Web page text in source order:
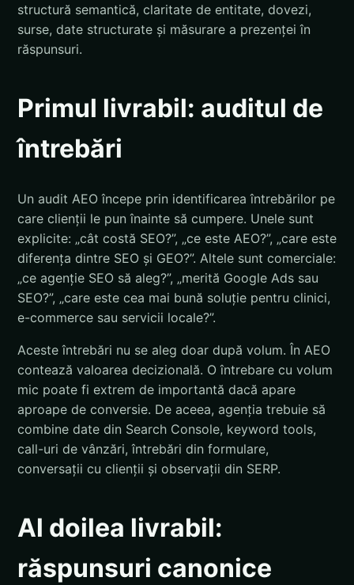
structură semantică, claritate de entitate, dovezi,
surse, date structurate și măsurare a prezenței în
răspunsuri.
Primul livrabil: auditul de
întrebări
Un audit AEO începe prin identificarea întrebărilor pe
care clienții le pun înainte să cumpere. Unele sunt
explicite: „cât costă SEO?”, „ce este AEO?”, „care este
diferența dintre SEO și GEO?”. Altele sunt comerciale:
„ce agenție SEO să aleg?”, „merită Google Ads sau
SEO?”, „care este cea mai bună soluție pentru clinici,
e-commerce sau servicii locale?”.
Aceste întrebări nu se aleg doar după volum. În AEO
contează valoarea decizională. O întrebare cu volum
mic poate fi extrem de importantă dacă apare
aproape de conversie. De aceea, agenția trebuie să
combine date din Search Console, keyword tools,
call-uri de vânzări, întrebări din formulare,
conversații cu clienții și observații din SERP.
Al doilea livrabil:
răspunsuri canonice